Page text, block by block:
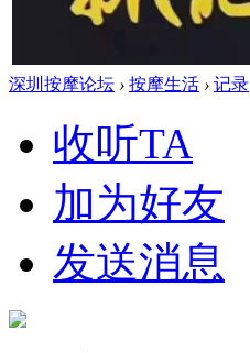
深圳按摩论坛 › 按摩生活 › 记录
收听TA
加为好友
发送消息